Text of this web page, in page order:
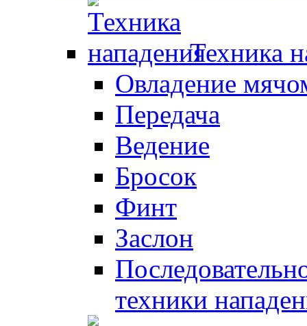
Техника
Овладение
Передача
Ведение
Бросок
Финт
Заслон
техники